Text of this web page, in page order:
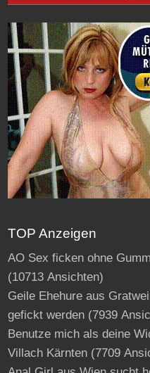
TOP Anzeigen
AO Sex ficken ohne
(10713 Ansichten)
Geile Ehehure aus
gefickt werden(7939
Benutze mich als deine
Villach Kärnten(7709